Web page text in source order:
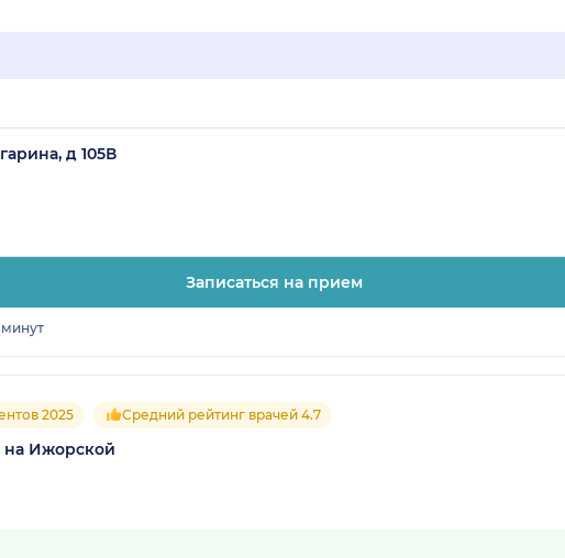
д 105В
Записаться на прием
2025 Средний рейтинг врачей 4.7
на Ижорской